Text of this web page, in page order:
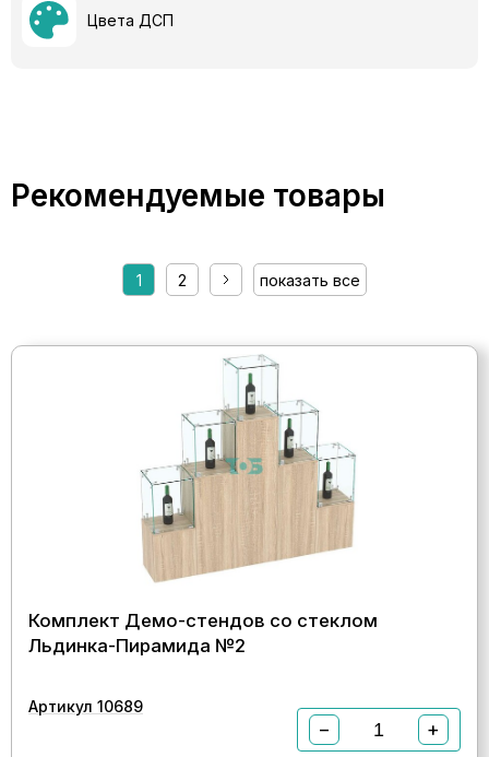
Цвета ДСП
Рекомендуемые товары
1 2 показать все
Комплект Демо-стендов со стеклом
Льдинка-Пирамида №2
Артикул 10689
− +